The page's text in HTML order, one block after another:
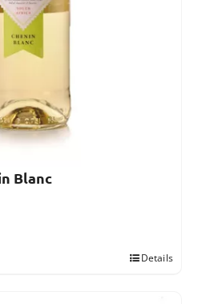
Blanc
Details